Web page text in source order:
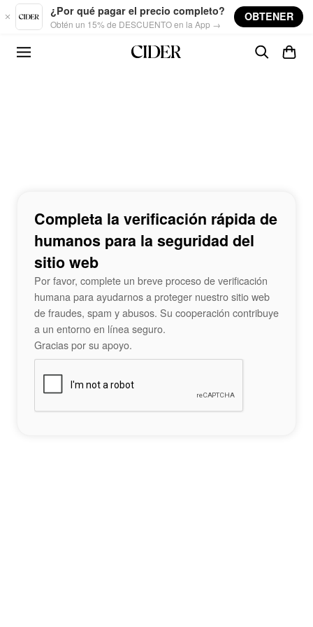
Skip to main content
¿Por qué pagar el precio completo?
Obtén un 15% de DESCUENTO en la App →
OBTENER
Completa la verificación rápida de
humanos para la seguridad del
sitio web
Por favor, complete un breve proceso de verificación
humana para ayudarnos a proteger nuestro sitio web
de fraudes, spam y abusos. Su cooperación contribuye
a un entorno en línea seguro.
Gracias por su apoyo.